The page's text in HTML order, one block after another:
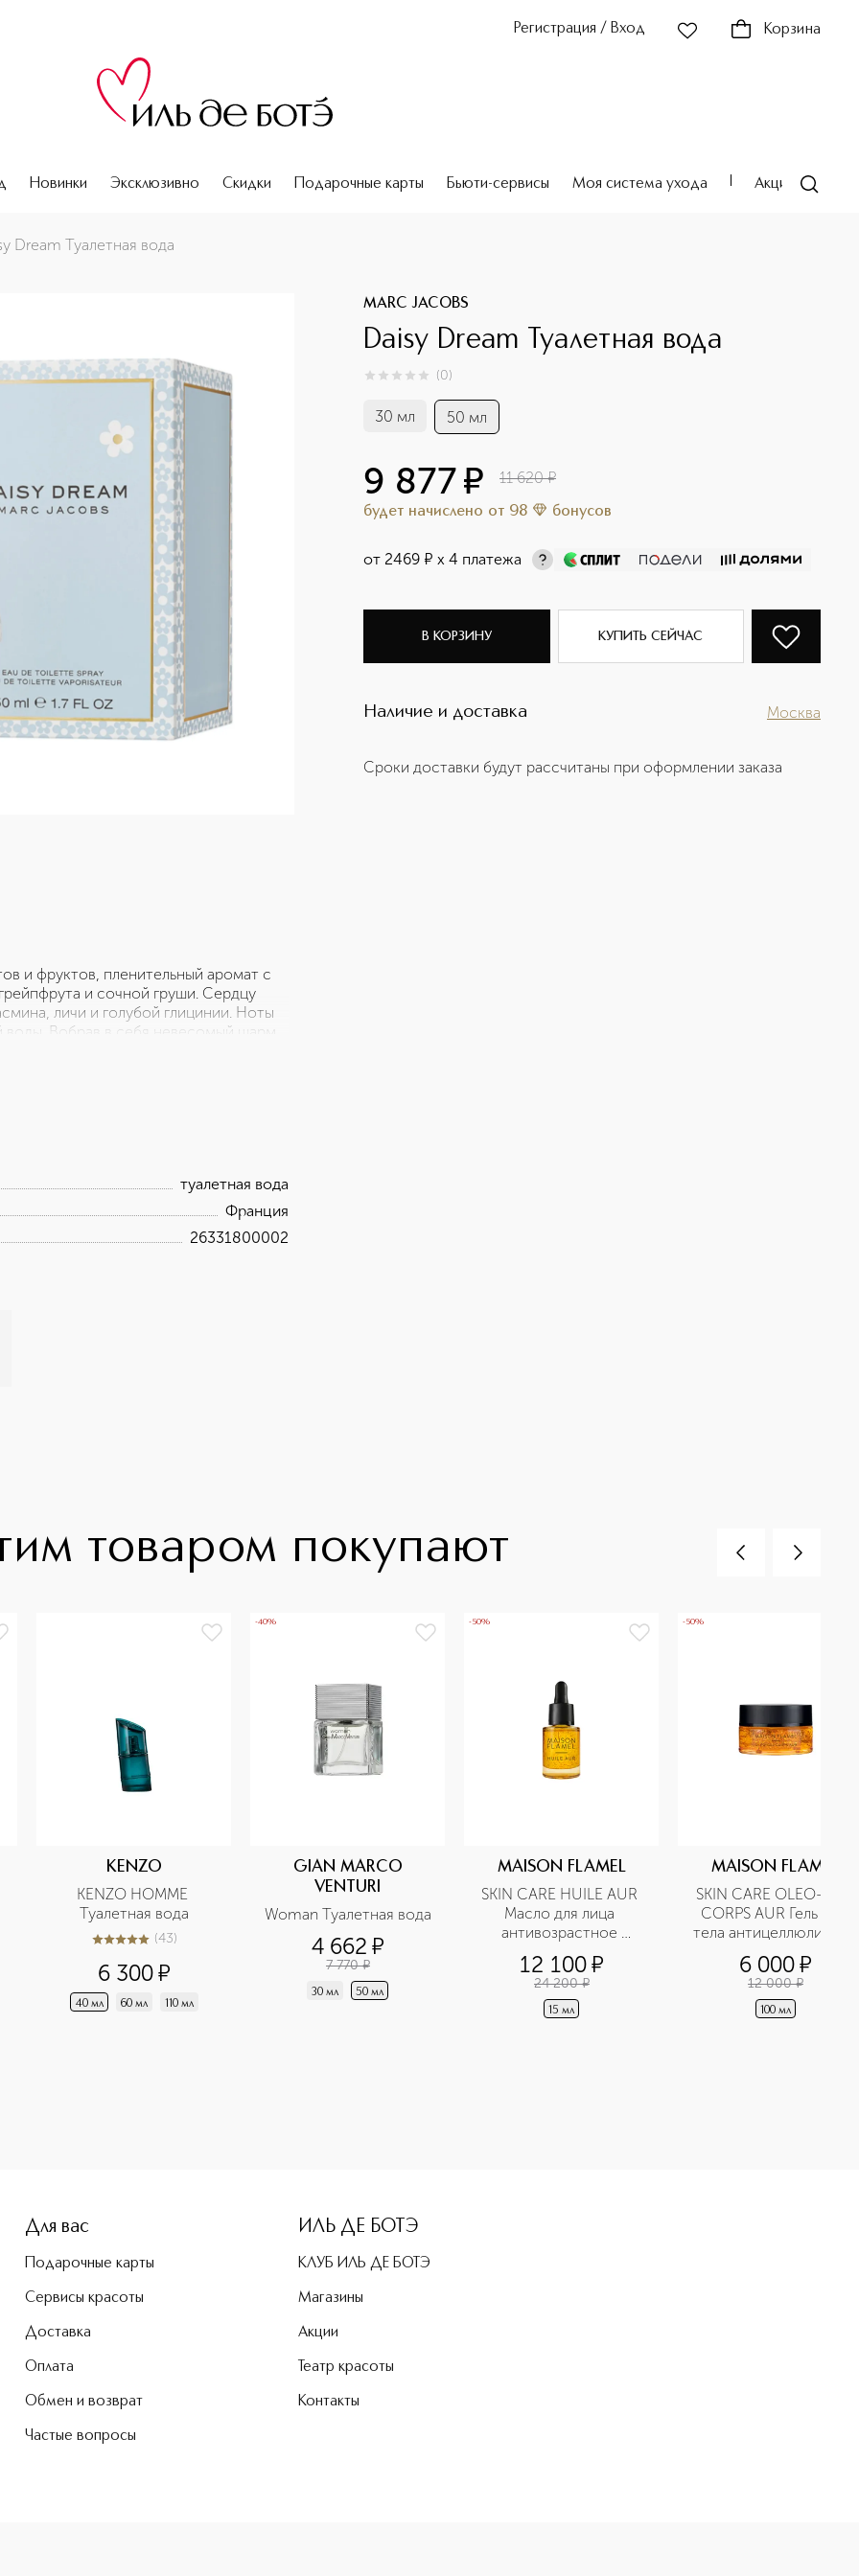
Регистрация / Вход Корзина
Новинки Эксклюзивно Скидки Подарочные карты Бьюти-сервисы Моя система ухода Акции
Dream Туалетная вода
MARC JACOBS
Daisy Dream Туалетная вода
0из 0 (0)
30 мл 50 мл
9 877¤ 11 620 ¤
будет начислено от 98 бонусов
от 2469 ¤ х 4 платежа
В КОРЗИНУ КУПИТЬ СЕЙЧАС
Наличие и доставка Москва
Сроки доставки будут рассчитаны при оформлении заказа
и фруктов, пленительный аромат с
и сочной груши. Сердцу
личи и голубой глицинии. Ноты
Вобрав в себя невесомый шарм
туалетная вода
Франция
26331800002
товаром покупают
KENZO
KENZO HOMME
Туалетная вода
4.9из543 (43)
6 300¤
40 мл 60 мл 110 мл
-40%
GIAN MARCO
VENTURI
Woman Туалетная вода
4 662 ¤
7 770 ¤
30 мл 50 мл
-50%
MAISON FLAMEL
SKIN CARE HUILE AUR
Масло для лица
антивозрастное
питательное
12 100¤
24 200 ¤
15 мл
-50%
MAISON FLAMEL
SKIN CARE OLEO-GEL
CORPS AUR Гель для
тела антицеллюлитный
6 000¤
12 000 ¤
100 мл
Для вас
Подарочные карты
Сервисы красоты
Доставка
Оплата
Обмен и возврат
Частые вопросы
ИЛЬ ДЕ БОТЭ
КЛУБ ИЛЬ ДЕ БОТЭ
Магазины
Акции
Театр красоты
Контакты